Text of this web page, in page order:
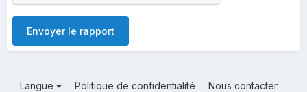
Envoyer le rapport
Langue Politique de confidentialité
Nous contacter